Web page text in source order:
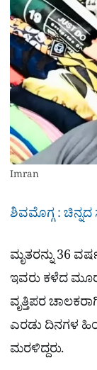
Imran
ಶಿವಮೊಗ್ಗ : ಚಿನ್ನದ
ಮೃತರನ್ನು 36
ಇವರು ಕಳೆದ
ವೃತ್ತಿಪರ
ಎರಡು ದಿನಗಳ
ಮರಳಿದ್ದರು.